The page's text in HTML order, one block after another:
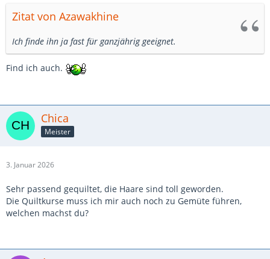
Zitat von Azawakhine
Ich finde ihn ja fast für ganzjährig geeignet.
Find ich auch.
Chica
Meister
3. Januar 2026
Sehr passend gequiltet, die Haare sind toll geworden.
Die Quiltkurse muss ich mir auch noch zu Gemüte führen,
welchen machst du?